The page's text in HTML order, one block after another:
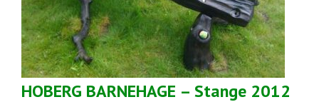
HOBERG BARNEHAGE – Stange 2012